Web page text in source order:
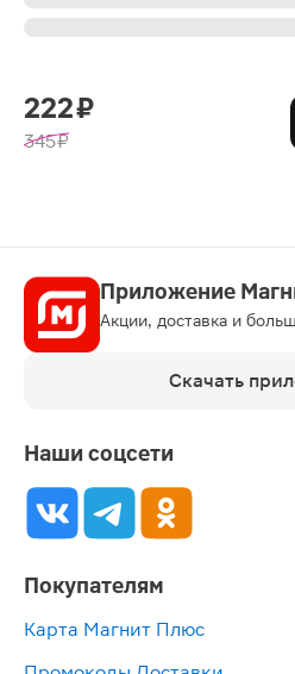
222 ₽
345 ₽
Приложение
Акции, доставка и
Скачать
Наши соцсети
Покупателям
Карта Магнит Плюс